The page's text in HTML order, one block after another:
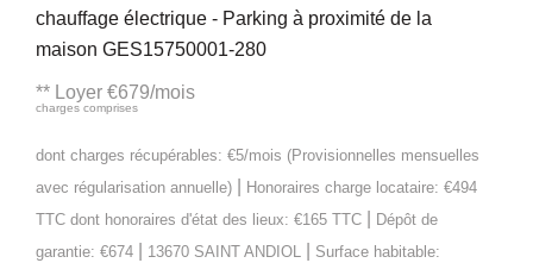
chauffage électrique - Parking à proximité de la
maison GES15750001-280
** Loyer €679/mois
charges comprises
dont charges récupérables: €5/mois (Provisionnelles mensuelles
avec régularisation annuelle)
Honoraires charge locataire: €494
TTC dont honoraires d'état des lieux: €165 TTC
Dépôt de
garantie: €674
13670 SAINT ANDIOL
Surface habitable: